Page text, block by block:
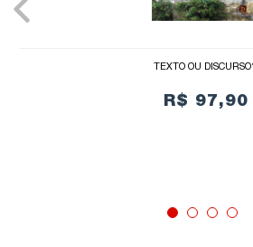
TEXTO OU
R$ 97,90